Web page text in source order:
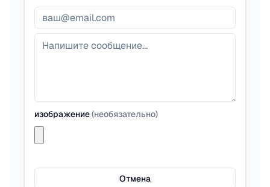
изображение(необязательно)
Отмена